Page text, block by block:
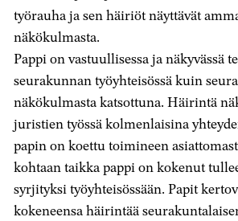
työrauha ja sen häiriöt näyttävät
näkökulmasta.
Pappi on vastuullisessa ja näkyvässä
seurakunnan työyhteisössä kuin
näkökulmasta katsottuna. Häirintä
juristien työssä kolmenlaisina
papin on koettu toimineen
kohtaan taikka pappi on kokenut
syrjityksi työyhteisössään. Papit
kokeneensa häirintää